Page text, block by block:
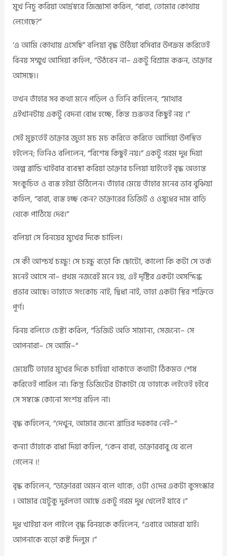
মুখ নিচু করিয়া আর্দ্রস্বরে জিজ্ঞাসা করিল, “বাবা, তোমার কোথায়
লেগেছে?”
‘এ আমি কোথায় এসেছি” বলিয়া বৃদ্ধ উঠিয়া বসিবার উপক্রম করিতেই
বিনয় সম্মুখ আসিয়া কহিল, “উঠবেন না– একটু বিশ্রাম করুন, ডাক্তার
আসছে।।
তখন তাঁহার সব কথা মনে পড়িল ও তিনি কহিলেন, “মাথার
এইখানটায় একটু বেদনা বোধ হচ্ছে, কিন্ত গুরুতর কিছুই নয় ।”
সেই মুহুর্তেই ডাক্তার জুতা মচ মচ করিতে করিতে আসিয়া উপস্থিত
হইলেন; তিনিও বলিলেন, “বিশেষ কিছুই নয়।” একটু গরম দুধ দিয়া
অল্প ব্রান্ডি খাইবার ব্যবস্থা করিয়া ডাক্তার চলিয়া যাইতেই বৃদ্ধ অত্যন্ত
সংকুচিত ও ব্যস্ত হইয়া উঠিলেন। তাঁহার মেয়ে তাঁহার মনের ভাব বুঝিয়া
কহিল, “বাবা, ব্যস্ত হচ্ছ কেন? ডাক্তারের ভিজিট ও ওষুধের দাম বাড়ি
থেকে পাঠিয়ে দেব।”
বলিয়া সে বিনয়ের মুখের দিকে চাহিল।
সে কী আশ্চর্য চক্ষু! সে চক্ষু বড়ো কি ছোটো, কালো কি কটা সে তর্ক
মনেই আসে না– প্রথম নজরেই মনে হয়, এই দৃষ্টির একটা অসন্দিগ্ধ
প্রভাব আছে। তাহাতে সংকোচ নাই, দ্বিধা নাই, তাহা একটা স্থির শক্তিতে
পূর্ণ।
বিনয় বলিতে চেষ্টা করিল, “ভিজিট অতি সামান্য, সেজন্যে– সে
আপনারা– সে আমি–“
মেয়েটি তাহার মুখের দিকে চাহিয়া থাকাতে কথাটা ঠিকমত শেষ
করিতেই পারিল না। কিন্তু ভিজিটের টাকাটা যে তাহাকে লইতেই হইবে
সে সম্বন্ধে কোনো সংশয় রহিল না।
বৃদ্ধ কহিলেন, “দেখুন, আমার জন্যে ব্রাণ্ডির দরকার নেই–“
কন্যা তাঁহাকে বাধা দিয়া কহিল, “কেন বাবা, ডাক্তারবাবু যে বলে
গেলেন ।!
বৃদ্ধ কহিলেন, “ডাক্তাররা অমন বলে থাকে, ওটা ওদের একটা কুসংস্কার
। আমার যেটুকু দুর্বলতা আছে একটু গরম দুধ খেলেই যাবে ।”
দুধ খাইয়া বল পাইলে বৃদ্ধ বিনয়কে কহিলেন, “এবারে আমরা যাই।
আপনাকে বড়ো কষ্ট দিলুম ।”